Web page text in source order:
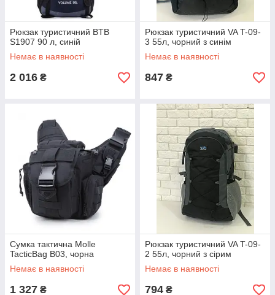
Рюкзак туристичний BTB
S1907 90 л, синій
Немає в наявності
2 016 ₴
Рюкзак туристичний VA T-09-
3 55л, чорний з синім
Немає в наявності
847 ₴
Сумка тактична Molle
TacticBag B03, чорна
Немає в наявності
1 327 ₴
Рюкзак туристичний VA T-09-
2 55л, чорний з сірим
Немає в наявності
794 ₴